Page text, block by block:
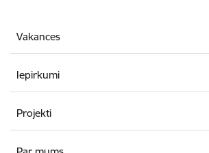
Vakances
Iepirkumi
Projekti